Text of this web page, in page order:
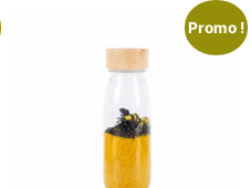
Promo !